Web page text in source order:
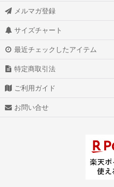
メルマガ登録
サイズチャート
最近チェックしたアイテム
特定商取引法
ご利用ガイド
お問い合せ